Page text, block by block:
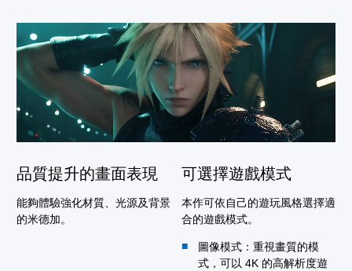
品質提升的畫面表現
能夠體驗強化材質、光源及背景
的米德加。
可選擇遊戲模式
本作可依自己的遊玩風格選擇適
合的遊戲模式。
圖像模式：重視畫質的模
式，可以 4K 的高解析度遊